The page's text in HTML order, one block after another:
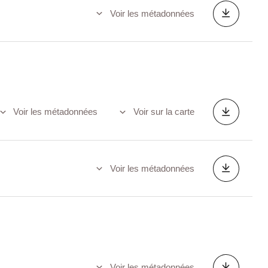
Voir les métadonnées
Voir les métadonnées Voir sur la carte
Voir les métadonnées